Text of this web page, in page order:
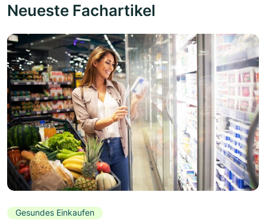
Neueste Fachartikel
Gesundes Einkaufen